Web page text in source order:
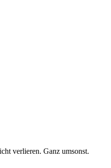
verlieren. Ganz umsonst.